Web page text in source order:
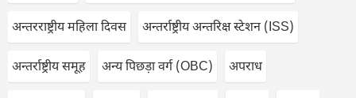
अन्तरराष्ट्रीय महिला दिवस अन्तर्राष्ट्रीय अन्तरिक्ष स्टेशन (ISS)
अन्तर्राष्ट्रीय समूह अन्य पिछड़ा वर्ग (OBC) अपराध